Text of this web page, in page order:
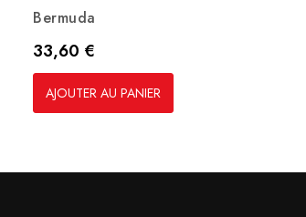
Bermuda
Prix
33,60 €
AJOUTER AU PANIER